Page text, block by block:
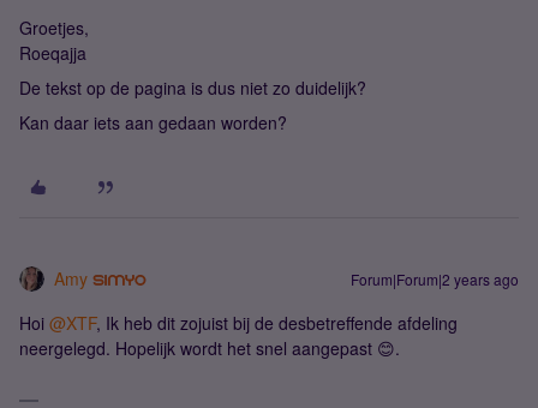
Groetjes,
Roeqajja
De tekst op de pagina is dus niet zo duidelijk?
Kan daar iets aan gedaan worden?
Amy Forum|Forum|2 years ago
Hoi @XTF, Ik heb dit zojuist bij de desbetreffende afdeling
neergelegd. Hopelijk wordt het snel aangepast 😊.